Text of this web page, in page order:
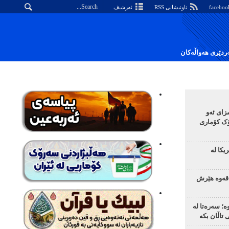
ناونیشانی RSS ئەرشیڤ
هەواڵەکان
ئەو
کۆماری
لە
هێرش
سەرەتا لە
بکە